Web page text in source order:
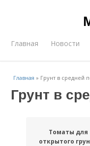
Главная Новости
Главная » Грунт в средней
Грунт в
Томаты для
открытого